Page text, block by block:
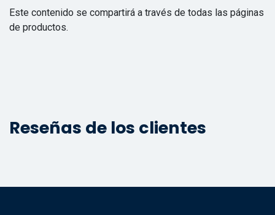
Este contenido se compartirá a través de todas las páginas
de productos.
Reseñas de los clientes